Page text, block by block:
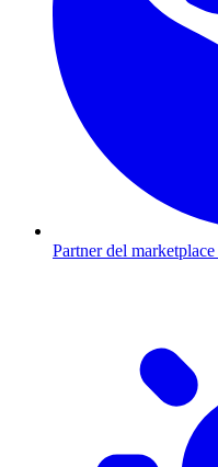
Partner del marketplace